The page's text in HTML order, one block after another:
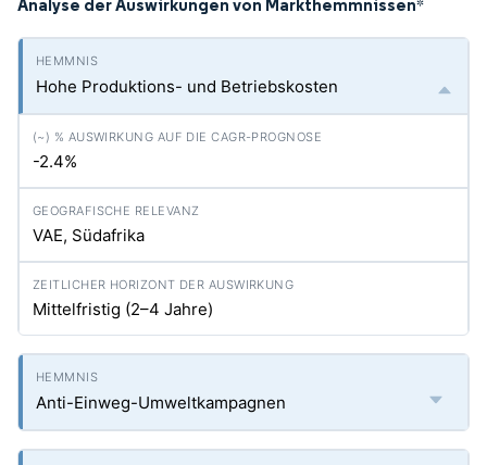
Analyse der Auswirkungen von Markthemmnissen*
Hohe Produktions- und Betriebskosten
-2.4%
VAE, Südafrika
Mittelfristig (2–4 Jahre)
Anti-Einweg-Umweltkampagnen